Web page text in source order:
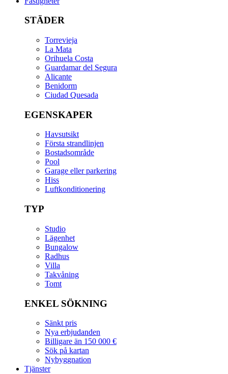
STÄDER
Torrevieja
La Mata
Orihuela Costa
Guardamar del Segura
Alicante
Benidorm
Ciudad Quesada
EGENSKAPER
Havsutsikt
Första strandlinjen
Bostadsområde
Pool
Garage eller parkering
Hiss
Luftkonditionering
TYP
Studio
Lägenhet
Bungalow
Radhus
Villa
Takvåning
Tomt
ENKEL SÖKNING
Sänkt pris
Nya erbjudanden
Billigare än 150 000 €
Sök på kartan
Nybyggnation
Tjänster